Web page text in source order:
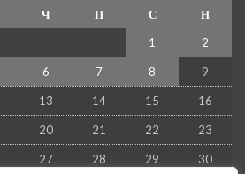
Ч П С
Н
1
2
6 7 8 9
13 14 15 16
20 21 22 23
27 28 29 30